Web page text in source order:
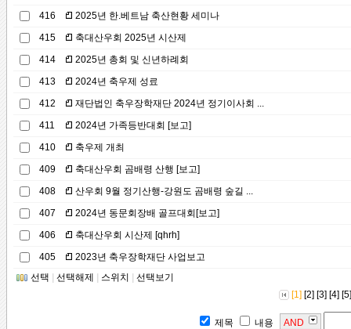
416
2025년 한.베트남 축산현황 세미나
415
축대산우회 2025년 시산제
414
2025년 총회 및 신년하례회
413
2024년 축우제 성료
412
재단법인 축우장학재단 2024년 정기이사회 ...
411
2024년 가족등반대회 [보고]
410
축우제 개최
409
축대산우회 곰배령 산행 [보고]
408
산우회 9월 정기산행-강원도 곰배령 숲길 ...
407
2024년 동문회장배 골프대회[보고]
406
축대산우회 시산제 [qhrh]
405
2023년 축우장학재단 사업보고
선택
선택해제 스위치
선택보기
[1] [2] [3] [4] [5]
제목 내용 AND